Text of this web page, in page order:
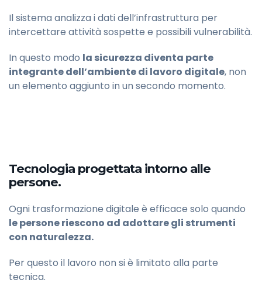
Il sistema analizza i dati dell’infrastruttura per
intercettare attività sospette e possibili vulnerabilità.
In questo modo la sicurezza diventa parte
integrante dell’ambiente di lavoro digitale, non
un elemento aggiunto in un secondo momento.
Tecnologia progettata intorno alle
persone.
Ogni trasformazione digitale è efficace solo quando
le persone riescono ad adottare gli strumenti
con naturalezza.
Per questo il lavoro non si è limitato alla parte
tecnica.